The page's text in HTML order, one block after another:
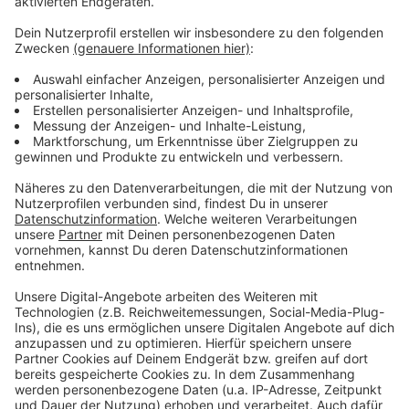
Es gibt diese Dinge im Leben, die können uns zur
Weißglut treiben. Bahnstreiks. Plötzlicher Schneefall.
Autofahren können. Menschen, die seltsame Wörter
benutzen. Wo andere sich vor Verzweiflung das
Gesicht bis zum Bauchnabel ziehen oder ihren Kopf
gegen die Wand hauen wollen, geht in eben diesem
zwischen wirren Gedanken und scharfer
Alltagsbeobachtung. Ein bisschen ausgeflippt,
meistens bunt und nie ganz ernst gemeint.